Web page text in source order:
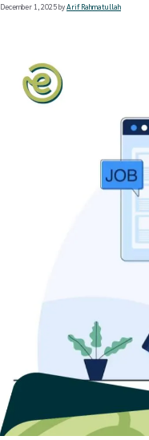
December 1, 2025byArif Rahmatullah